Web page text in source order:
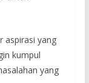
aspirasi yang
kumpul
yang